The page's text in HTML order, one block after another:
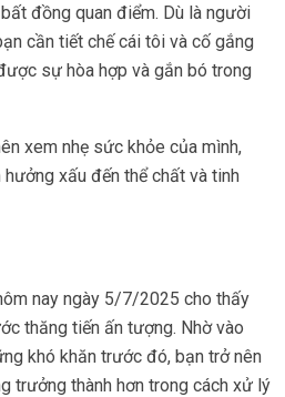
đồng quan điểm. Dù là người
cần tiết chế cái tôi và cố gắng
sự hòa hợp và gắn bó trong
xem nhẹ sức khỏe của mình,
xấu đến thể chất và tinh
nay ngày 5/7/2025 cho thấy
thăng tiến ấn tượng. Nhờ vào
khó khăn trước đó, bạn trở nên
trưởng thành hơn trong cách xử lý